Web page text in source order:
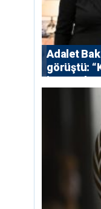
Adalet
görüştü:
isterse her